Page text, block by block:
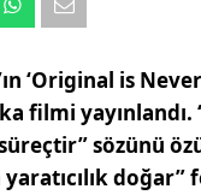
‘Original is
filmi yayınlandı.
sözünü
doğar”